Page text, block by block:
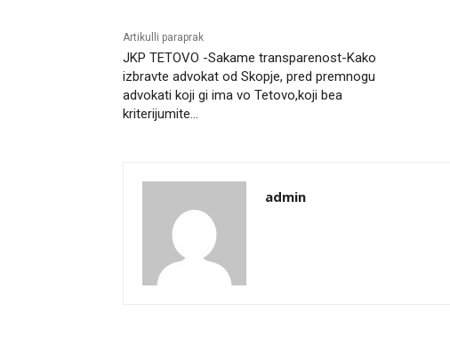
Artikulli paraprak
JKP TETOVO -Sakame transparenost-Kako
izbravte advokat od Skopje, pred premnogu
advokati koji gi ima vo Tetovo,koji bea
kriterijumite…
admin